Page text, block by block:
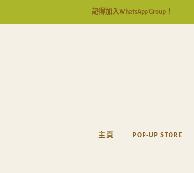
記得加入WhatsApp Group！
主頁 POP-UP STORE